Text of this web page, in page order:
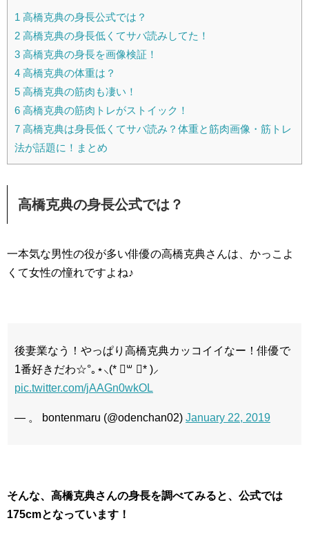
1 高橋克典の身長公式では？
2 高橋克典の身長低くてサバ読みしてた！
3 高橋克典の身長を画像検証！
4 高橋克典の体重は？
5 高橋克典の筋肉も凄い！
6 高橋克典の筋肉トレがストイック！
7 高橋克典は身長低くてサバ読み？体重と筋肉画像・筋トレ
法が話題に！まとめ
高橋克典の身長公式では？
一本気な男性の役が多い俳優の高橋克典さんは、かっこよ
くて女性の憧れですよね♪
後妻業なう！やっぱり高橋克典カッコイイなー！俳優で
1番好きだわ☆°｡⋆⸜(* ॑꒳ ॑* )⸝
pic.twitter.com/jAAGn0wkOL
— 。 bontenmaru (@odenchan02) January 22, 2019
そんな、高橋克典さんの身長を調べてみると、公式では
175cmとなっています！